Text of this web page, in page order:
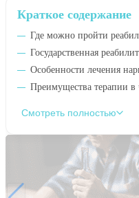
Краткое содержание
Где можно пройти
Государственная
Особенности лечения
Преимущества терапии в
Смотреть полностью